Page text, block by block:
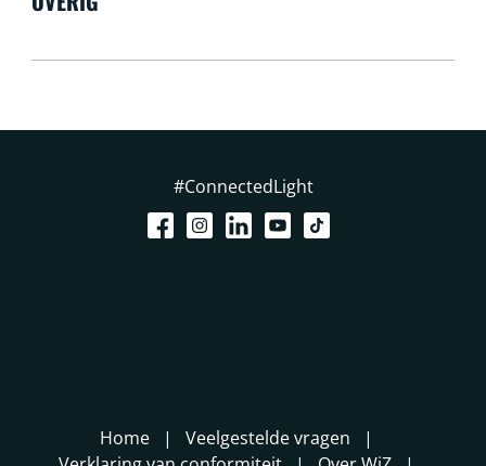
#ConnectedLight
Home
Veelgestelde vragen